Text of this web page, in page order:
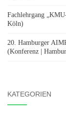
Fachlehrgang
Köln)
20. Hamburger
(Konferenz |
KATEGORIEN